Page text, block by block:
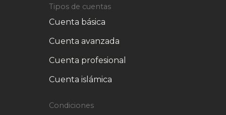
Tipos de cuentas
Cuenta básica
Cuenta avanzada
Cuenta profesional
Cuenta islámica
Condiciones